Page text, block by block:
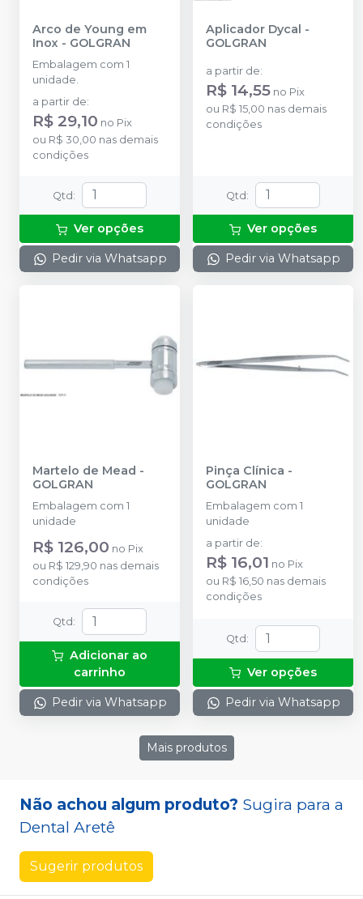
Arco de Young em
Inox - GOLGRAN
Embalagem com 1
unidade.
a partir de:
R$ 29,10 no Pix
ou R$ 30,00 nas demais
condições
Qtd :
Ver opções
Pedir via Whatsapp
Aplicador Dycal -
GOLGRAN
a partir de:
R$ 14,55 no Pix
ou R$ 15,00 nas demais
condições
Qtd :
Ver opções
Pedir via Whatsapp
Martelo de Mead -
GOLGRAN
Embalagem com 1
unidade
R$ 126,00 no Pix
ou R$ 129,90 nas demais
condições
Qtd :
Adicionar ao
carrinho
Pedir via Whatsapp
Pinça Clínica -
GOLGRAN
Embalagem com 1
unidade
a partir de:
R$ 16,01 no Pix
ou R$ 16,50 nas demais
condições
Qtd :
Ver opções
Pedir via Whatsapp
Mais produtos
Não achou algum produto? Sugira para a
Dental Aretê
Sugerir produtos